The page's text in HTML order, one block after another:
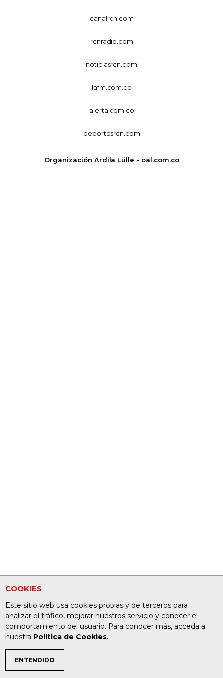
COOKIES
Este sitio web usa cookies propias y de terceros para
analizar el tráfico, mejorar nuestros servicio y conocer el
comportamiento del usuario. Para conocer más, acceda a
nuestra Política de Cookies.
ENTENDIDO
TEMAS DE INTERÉS
canalrcn.com
rcnradio.com
noticiasrcn.com
lafm.com.co
alerta.com.co
deportesrcn.com
Organización Ardila Lülle - oal.com.co